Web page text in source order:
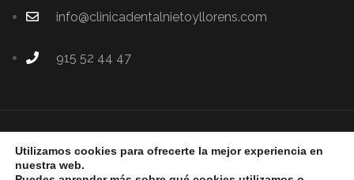
info@clinicadentalnietoyllorens.com
915 52 44 47
Copyright © 2024. Todos los derechos reservados.
Utilizamos cookies para ofrecerte la mejor experiencia en
nuestra web.